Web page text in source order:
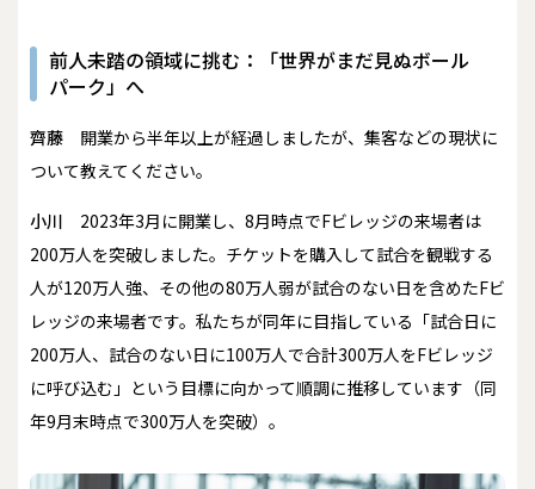
前人未踏の領域に挑む：「世界がまだ見ぬボール
パーク」へ
齊藤
開業から半年以上が経過しましたが、集客などの現状に
ついて教えてください。
小川
2023年3月に開業し、8月時点でFビレッジの来場者は
200万人を突破しました。チケットを購入して試合を観戦する
人が120万人強、その他の80万人弱が試合のない日を含めたFビ
レッジの来場者です。私たちが同年に目指している「試合日に
200万人、試合のない日に100万人で合計300万人をFビレッジ
に呼び込む」という目標に向かって順調に推移しています（同
年9月末時点で300万人を突破）。